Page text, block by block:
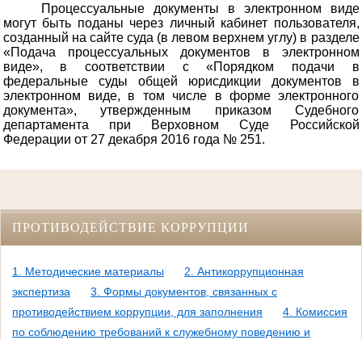
Процессуальные документы в электронном виде
могут быть поданы через личный кабинет пользователя,
созданный на сайте суда (в левом верхнем углу) в разделе
«Подача процессуальных документов в электронном
виде», в соответствии с «Порядком подачи в
федеральные суды общей юрисдикции документов в
электронном виде, в том числе в форме электронного
документа», утвержденным приказом Судебного
департамента при Верховном Суде Российской
Федерации от 27 декабря 2016 года № 251.
ПРОТИВОДЕЙСТВИЕ КОРРУПЦИИ
1. Методические материалы
2. Антикоррупционная
экспертиза
3. Формы документов, связанных с
противодействием коррупции, для заполнения
4. Комиссия
по соблюдению требований к служебному поведению и